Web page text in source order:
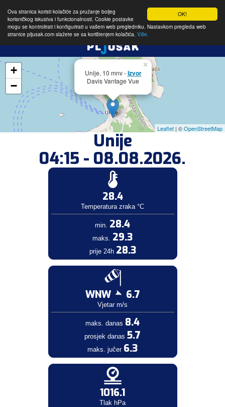
OK!
Ova stranica koristi kolačiće za pružanje boljeg
korisničkog iskustva i funkcionalnosti. Cookie postavke
mogu se kontrolirati i konfigurirati u vašem web pregledniku. Nastavkom pregleda web
stranice pljusak.com slažete se sa korištenjem kolačića. Više.
Unije, 10 mnv -Izvor
Davis Vantage Vue
×
+
−
Leaflet | ©OpenStreetMap
Unije
04:15 - 08.08.2026.
28.4
Temperatura zraka °C
min. 28.4
maks. 29.3
prije 24h 28.3
WNW 6.7
Vjetar m/s
maks. danas 8.4
prosjek danas 5.7
maks. jučer 6.3
1016.1
Tlak hPa